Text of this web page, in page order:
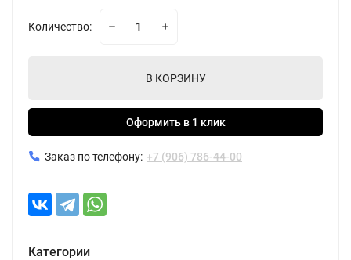
Количество:
В КОРЗИНУ
Оформить в 1 клик
Заказ по телефону: +7 (906) 786-44-00
Категории